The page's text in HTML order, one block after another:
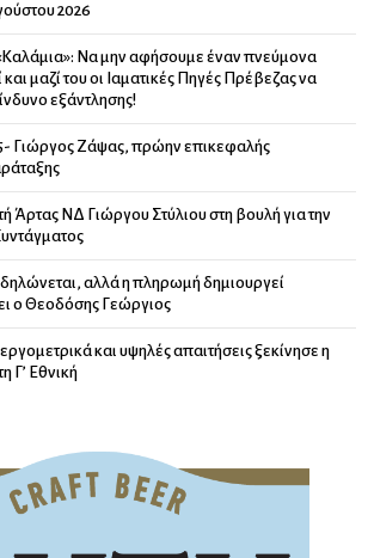
2026
Να μην αφήσουμε έναν πνεύμονα
μαζί του οι Ιαματικές Πηγές Πρέβεζας να
εξάντλησης!
Ζάψας, πρώην επικεφαλής
Άρτας ΝΔ Γιώργου Στύλιου στη βουλή για την
αλλά η πληρωμή δημιουργεί
ο Θεοδόσης Γεώργιος
και υψηλές απαιτήσεις ξεκίνησε η
Γ’ Εθνική